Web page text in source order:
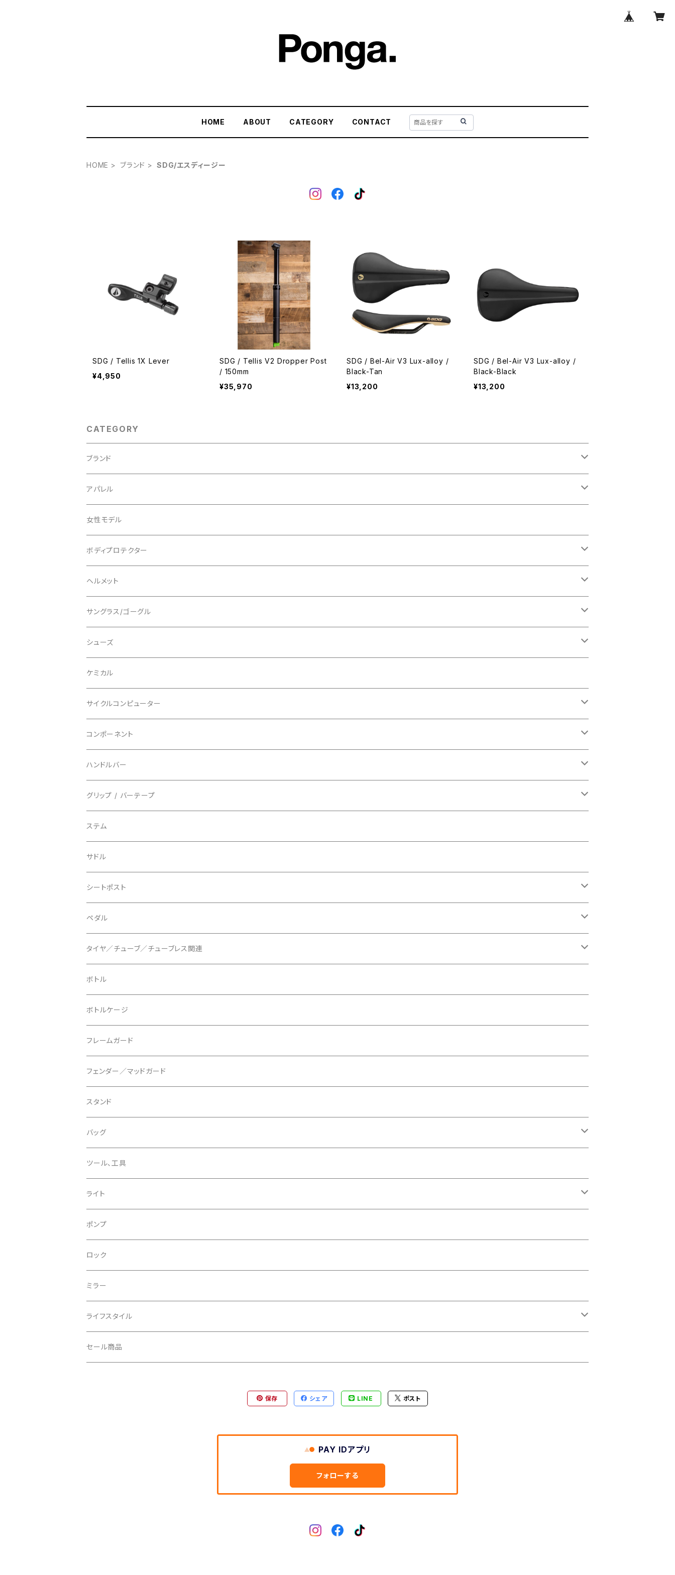
HOME ABOUT CATEGORY CONTACT
HOME ブランド SDG/エスディージー
SDG / Tellis 1X Lever
¥4,950
SDG / Tellis V2 Dropper Post
/ 150mm
¥35,970
SDG / Bel-Air V3 Lux-alloy /
Black-Tan
¥13,200
SDG / Bel-Air V3 Lux-alloy /
Black-Black
¥13,200
CATEGORY
ブランド
ABUS/アブス
ADEPT/アデプト
AENOMALY/アエノマリー
ALL MOUNTAIN STYLE
AVID/アヴィド
BAR MITTS/バーミッツ
BAZOOKA/バズーカ
BBB/ビービービー
BELL/ベル
BIKEHAND/バイクハンド
BIO RACER/ビオレーサー
BIKEYOKE/バイクヨーク
BLACKBURN/ブラックバーン
BLB/ビーエルビー
BLUEGRASS/ブルーグラス
BONTRAGER/ボントレガー
BURGTEC/バーグテック
BUSCH＋MULLER/ブッシュ＆ミュラー
CAMELBAK/キャメルバッグ
CERAMIC SPEED/セラミックスピード
CHRIS KING/クリスキング
CHROMAG/クロマグ
CHROME/クローム
CONTINENTAL/コンチネンタル
CRANE/クレーン
CRANKBROTHERS/クランクブラザーズ
CROSS SECTION/クロスセクション
CLIK/クリック
CUSH CORE/クッシュコア
アパレル
Tシャツ
ジャージ
ロングスリーブ
ショートスリーブ
ジャケット
ショーツ
ビブタイプ
パンツ / タイツ
上下セット
グローブ
指切り
フルフィンガー
ソックス
シューズカバー
キャップ
その他
女性モデル
ボディプロテクター
エルボー/肘
ニー/膝
その他
ヘルメット
ロード
マウンテンバイク
フルフェイス
キッズ
サングラス/ゴーグル
アクセサリー
シューズ
ロード
グラベル
マウンテンバイク
フラットペダル用
ビンディングペダル用
インソール
ケミカル
サイクルコンピューター
ヘッドユニット
センサー
アクセサリー
コンポーネント
カセットスプロケット
シフターマウント
ステムスペーサー
ケーブル類
チェーンガイド／キャッチャー
チェーンリング
ディスクブレーキ
ブレーキローター
ブレーキパッド
ディレーラーハンガー
トップキャップ
ベル
ボトムブラケット
リアディレーラー
チェーン
ハンドルバー
ドロップハンドル
フラット/ライザーバー
グリップ / バーテープ
グリップ
バーテープ
グリップカラー / バーエンドキャップ
ステム
サドル
シートポスト
ドロッパーポスト
シートクランプ
ペダル
ビンディングペダル
フラットペダル
クリート
タイヤ／チューブ／チューブレス関連
700c
29" / 27.5"
〜26"
タイヤインサート
リムテープ
チューブレスバルブ/ バルブキャップ
シーラント
ボトル
ボトルケージ
フレームガード
フェンダー／マッドガード
スタンド
バッグ
サドルバッグ
サコッシュ
バックパック
フレームバッグ
輪行袋
輪行小物
バイクカバー
その他
ツール、工具
ライト
フロントライト
テールライト
ポンプ
ロック
ミラー
ライフスタイル
キャップ
セール商品
保存 シェア LINE ポスト
PAY IDアプリ
フォローする